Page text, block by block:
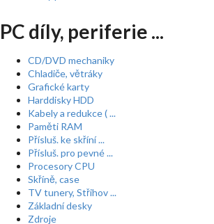
PC díly, periferie ...
CD/DVD mechaniky
Chladiče, větráky
Grafické karty
Harddisky HDD
Kabely a redukce ( ...
Paměti RAM
Přísluš. ke skříní ...
Přísluš. pro pevné ...
Procesory CPU
Skříně, case
TV tunery, Střihov ...
Základní desky
Zdroje